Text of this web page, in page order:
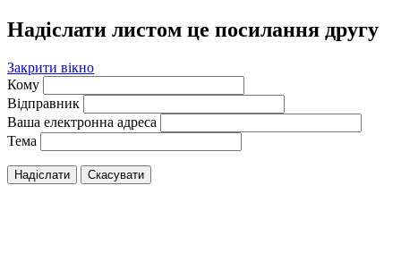
Надіслати листом це посилання другу
Закрити вікно
Кому
Відправник
Ваша електронна адреса
Тема
Надіслати Скасувати